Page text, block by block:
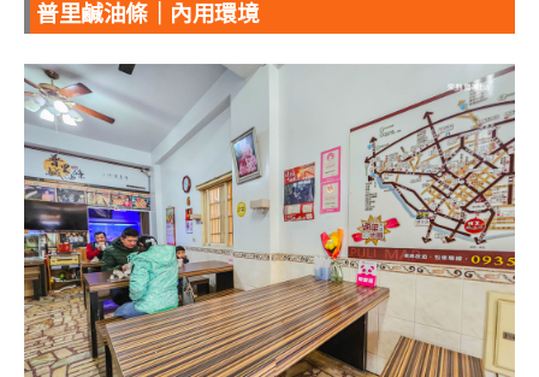
普里鹹油條｜內用環境